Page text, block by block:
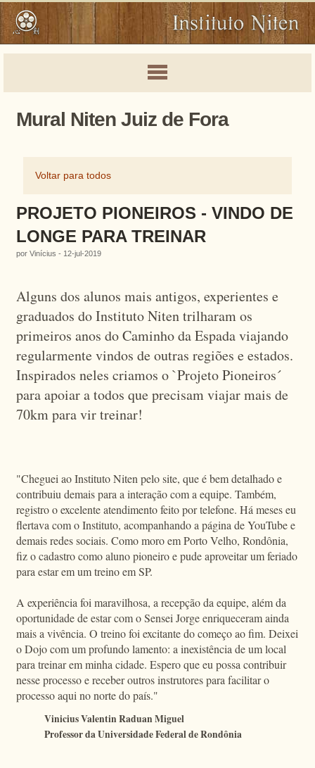
Mural Niten Juiz de Fora
Voltar para todos
PROJETO PIONEIROS - VINDO DE
LONGE PARA TREINAR
por Vinícius - 12-jul-2019
Alguns dos alunos mais antigos, experientes e
graduados do Instituto Niten trilharam os
primeiros anos do Caminho da Espada viajando
regularmente vindos de outras regiões e estados.
Inspirados neles criamos o `Projeto Pioneiros´
para apoiar a todos que precisam viajar mais de
70km para vir treinar!
"Cheguei ao Instituto Niten pelo site, que é bem detalhado e
contribuiu demais para a interação com a equipe. Também,
registro o excelente atendimento feito por telefone. Há meses eu
flertava com o Instituto, acompanhando a página de YouTube e
demais redes sociais. Como moro em Porto Velho, Rondônia,
fiz o cadastro como aluno pioneiro e pude aproveitar um feriado
para estar em um treino em SP.
A experiência foi maravilhosa, a recepção da equipe, além da
oportunidade de estar com o Sensei Jorge enriqueceram ainda
mais a vivência. O treino foi excitante do começo ao fim. Deixei
o Dojo com um profundo lamento: a inexistência de um local
para treinar em minha cidade. Espero que eu possa contribuir
nesse processo e receber outros instrutores para facilitar o
processo aqui no norte do país."
Vinicius Valentin Raduan Miguel
Professor da Universidade Federal de Rondônia